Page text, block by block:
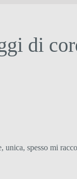
di
spesso mi